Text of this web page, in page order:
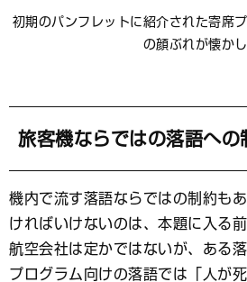
初期のパンフレットに紹介された寄席
の顔ぶれが懐か
旅客機ならではの落語への
機内で流す落語ならではの制約も
ければいけないのは、本題に入る
航空会社は定かではないが、ある
プログラム向けの落語では「人が